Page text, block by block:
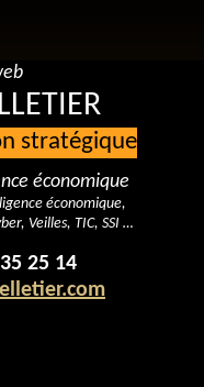
stratégique
économique
économique,
Veilles, TIC, SSI …
25 14